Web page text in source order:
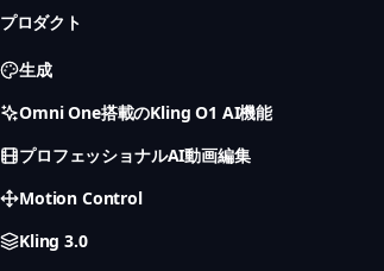
プロダクト
生成
Omni One搭載のKling O1 AI機能
プロフェッショナルAI動画編集
Motion Control
Kling 3.0